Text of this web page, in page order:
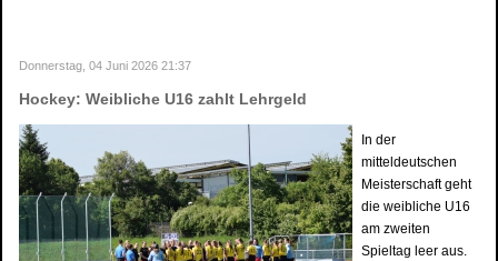
Donnerstag, 04 Juni 2026 21:37
Hockey: Weibliche U16 zahlt Lehrgeld
In der
mitteldeutschen
Meisterschaft geht
die weibliche U16
am zweiten
Spieltag leer aus.